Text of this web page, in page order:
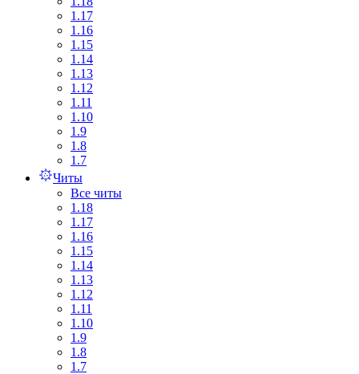
1.17
1.16
1.15
1.14
1.13
1.12
1.11
1.10
1.9
1.8
1.7
Читы
Все читы
1.18
1.17
1.16
1.15
1.14
1.13
1.12
1.11
1.10
1.9
1.8
1.7